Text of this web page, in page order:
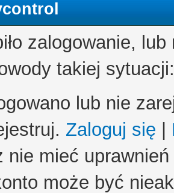
zalogowanie,
takiej sytuacji:
lub nie
Zaloguj się
nie mieć
może być